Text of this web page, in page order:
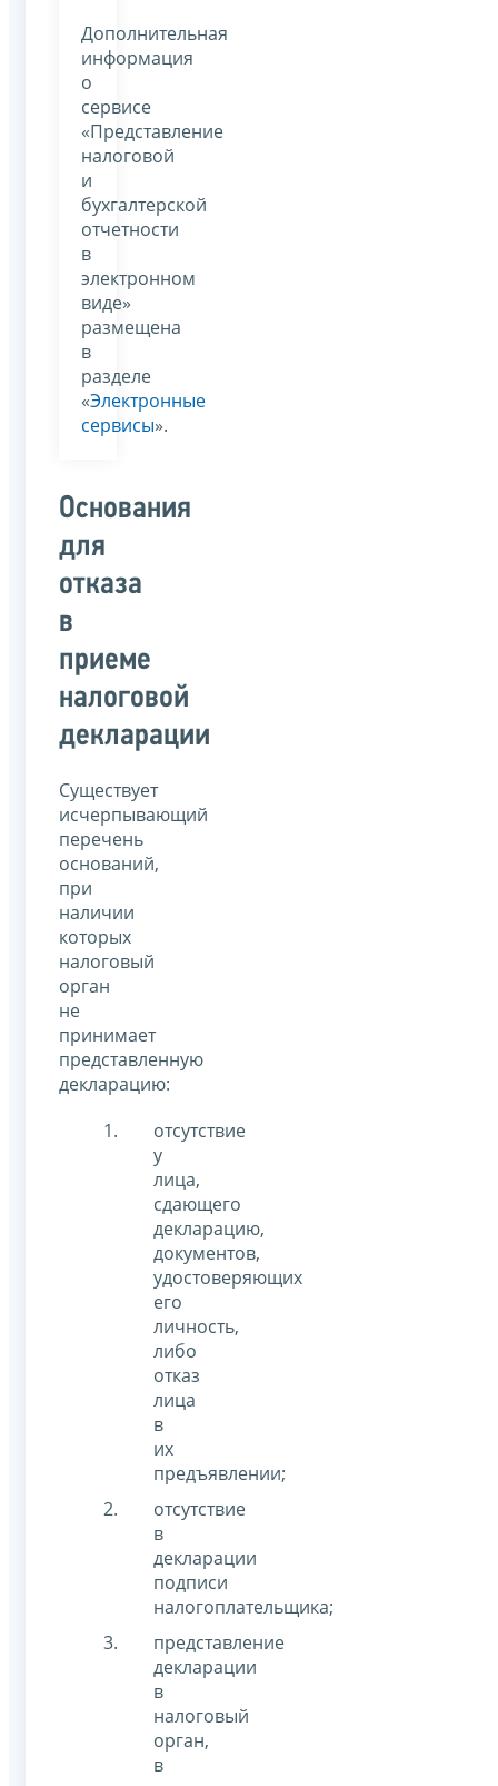
Дополнительная
информация
о
сервисе
«Представление
налоговой
и
бухгалтерской
отчетности
в
электронном
виде»
размещена
в
разделе
«Электронные
сервисы».
Основания
для
отказа
в
приеме
налоговой
декларации
Существует
исчерпывающий
перечень
оснований,
при
наличии
которых
налоговый
орган
не
принимает
представленную
декларацию:
отсутствие
у
лица,
сдающего
декларацию,
документов,
удостоверяющих
его
личность,
либо
отказ
лица
в
их
предъявлении;
отсутствие
в
декларации
подписи
налогоплательщика;
представление
декларации
в
налоговый
орган,
в